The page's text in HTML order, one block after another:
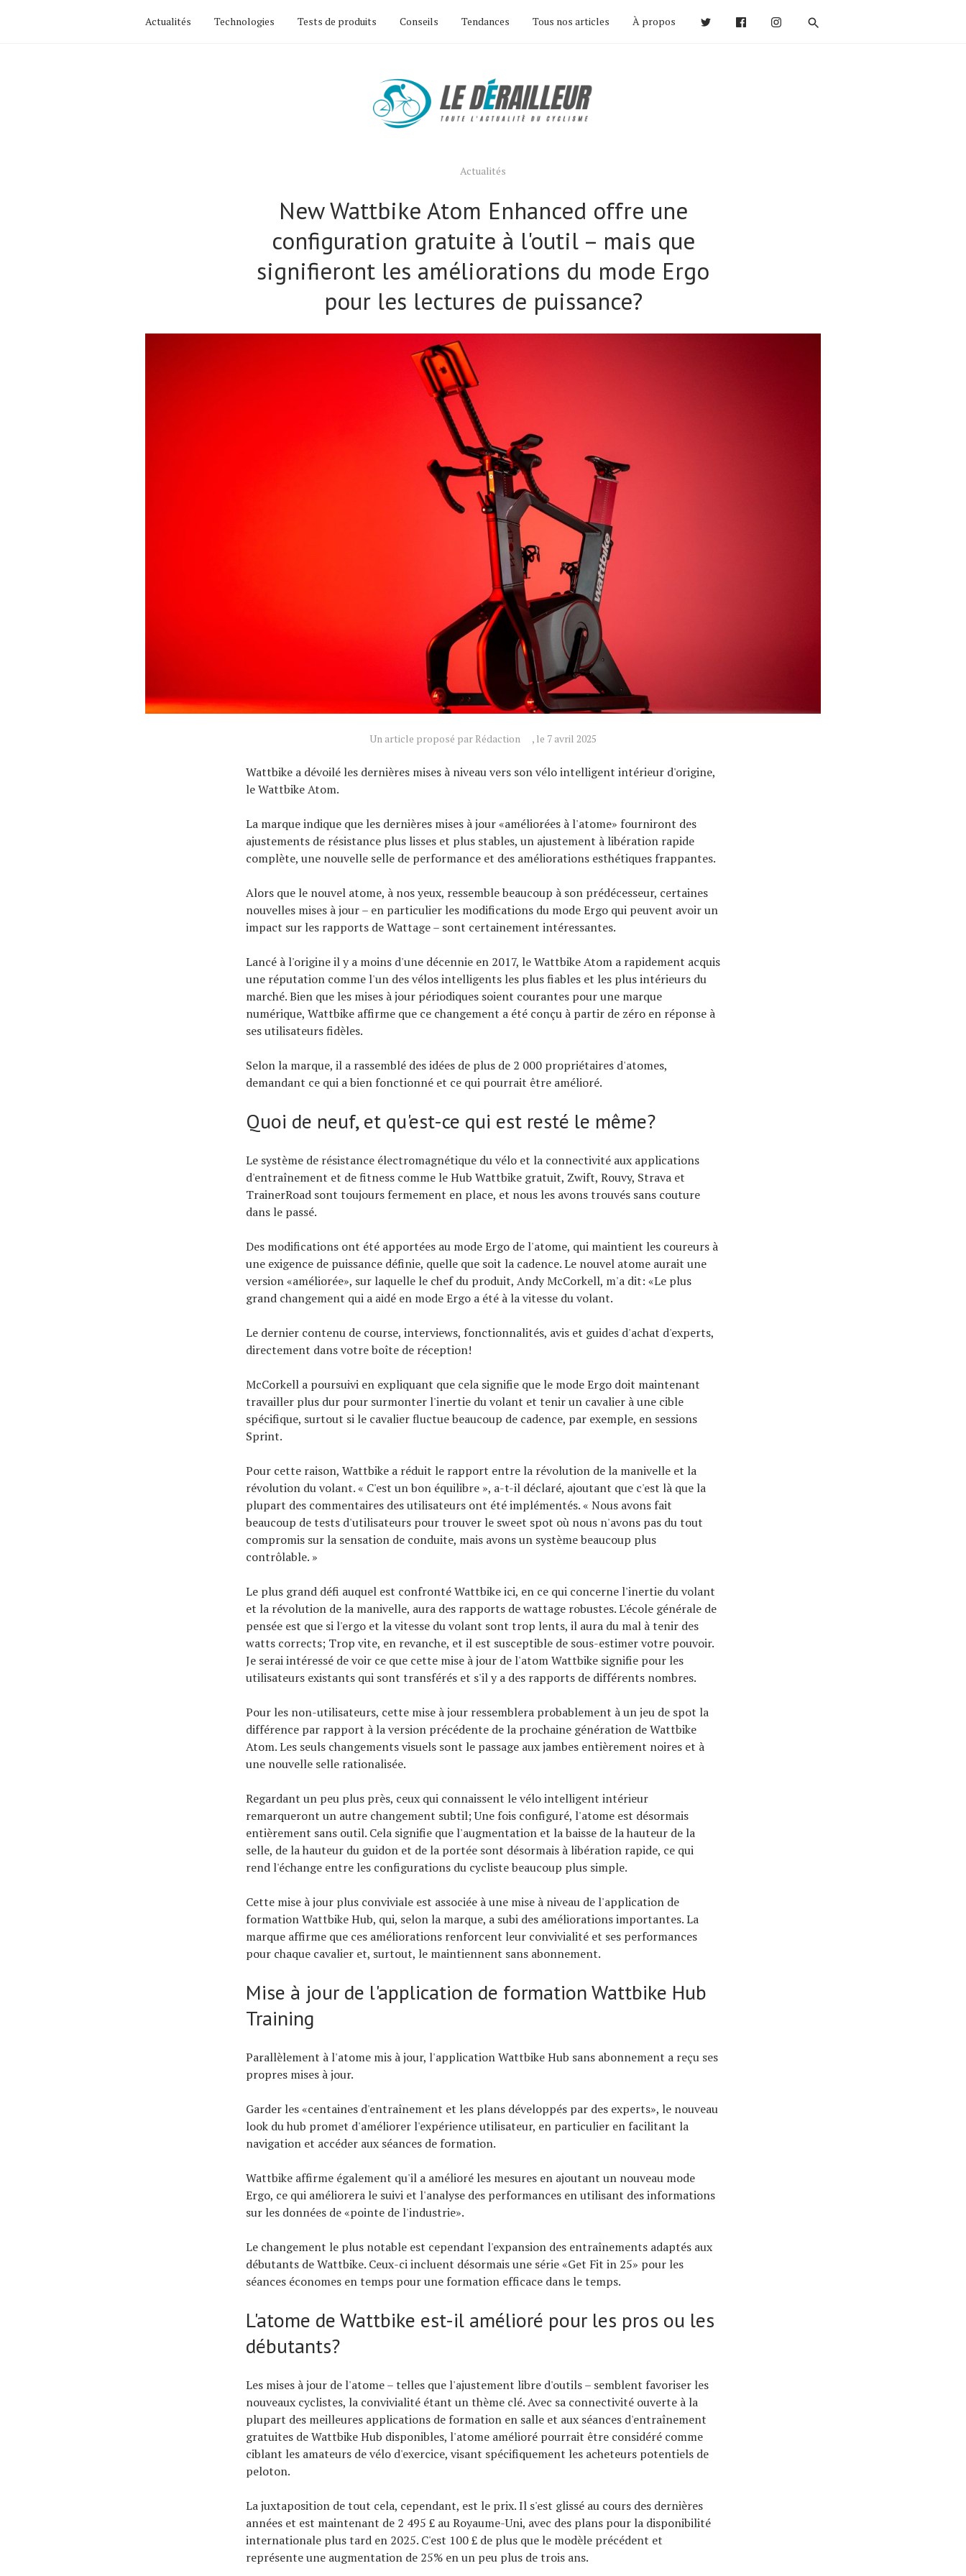
Actualités Technologies Tests de produits Conseils Tendances Tous nos articles À propos
Actualités
New Wattbike Atom Enhanced offre une
configuration gratuite à l'outil – mais que
signifieront les améliorations du mode Ergo
pour les lectures de puissance?
Un article proposé par Rédaction , le 7 avril 2025
Wattbike a dévoilé les dernières mises à niveau vers son vélo intelligent intérieur d'origine,
le Wattbike Atom.
La marque indique que les dernières mises à jour «améliorées à l'atome» fourniront des
ajustements de résistance plus lisses et plus stables, un ajustement à libération rapide
complète, une nouvelle selle de performance et des améliorations esthétiques frappantes.
Alors que le nouvel atome, à nos yeux, ressemble beaucoup à son prédécesseur, certaines
nouvelles mises à jour – en particulier les modifications du mode Ergo qui peuvent avoir un
impact sur les rapports de Wattage – sont certainement intéressantes.
Lancé à l'origine il y a moins d'une décennie en 2017, le Wattbike Atom a rapidement acquis
une réputation comme l'un des vélos intelligents les plus fiables et les plus intérieurs du
marché. Bien que les mises à jour périodiques soient courantes pour une marque
numérique, Wattbike affirme que ce changement a été conçu à partir de zéro en réponse à
ses utilisateurs fidèles.
Selon la marque, il a rassemblé des idées de plus de 2 000 propriétaires d'atomes,
demandant ce qui a bien fonctionné et ce qui pourrait être amélioré.
Quoi de neuf, et qu'est-ce qui est resté le même?
Le système de résistance électromagnétique du vélo et la connectivité aux applications
d'entraînement et de fitness comme le Hub Wattbike gratuit, Zwift, Rouvy, Strava et
TrainerRoad sont toujours fermement en place, et nous les avons trouvés sans couture
dans le passé.
Des modifications ont été apportées au mode Ergo de l'atome, qui maintient les coureurs à
une exigence de puissance définie, quelle que soit la cadence. Le nouvel atome aurait une
version «améliorée», sur laquelle le chef du produit, Andy McCorkell, m'a dit: «Le plus
grand changement qui a aidé en mode Ergo a été à la vitesse du volant.
Le dernier contenu de course, interviews, fonctionnalités, avis et guides d'achat d'experts,
directement dans votre boîte de réception!
McCorkell a poursuivi en expliquant que cela signifie que le mode Ergo doit maintenant
travailler plus dur pour surmonter l'inertie du volant et tenir un cavalier à une cible
spécifique, surtout si le cavalier fluctue beaucoup de cadence, par exemple, en sessions
Sprint.
Pour cette raison, Wattbike a réduit le rapport entre la révolution de la manivelle et la
révolution du volant. « C'est un bon équilibre », a-t-il déclaré, ajoutant que c'est là que la
plupart des commentaires des utilisateurs ont été implémentés. « Nous avons fait
beaucoup de tests d'utilisateurs pour trouver le sweet spot où nous n'avons pas du tout
compromis sur la sensation de conduite, mais avons un système beaucoup plus
contrôlable. »
Le plus grand défi auquel est confronté Wattbike ici, en ce qui concerne l'inertie du volant
et la révolution de la manivelle, aura des rapports de wattage robustes. L'école générale de
pensée est que si l'ergo et la vitesse du volant sont trop lents, il aura du mal à tenir des
watts corrects; Trop vite, en revanche, et il est susceptible de sous-estimer votre pouvoir.
Je serai intéressé de voir ce que cette mise à jour de l'atom Wattbike signifie pour les
utilisateurs existants qui sont transférés et s'il y a des rapports de différents nombres.
Pour les non-utilisateurs, cette mise à jour ressemblera probablement à un jeu de spot la
différence par rapport à la version précédente de la prochaine génération de Wattbike
Atom. Les seuls changements visuels sont le passage aux jambes entièrement noires et à
une nouvelle selle rationalisée.
Regardant un peu plus près, ceux qui connaissent le vélo intelligent intérieur
remarqueront un autre changement subtil; Une fois configuré, l'atome est désormais
entièrement sans outil. Cela signifie que l'augmentation et la baisse de la hauteur de la
selle, de la hauteur du guidon et de la portée sont désormais à libération rapide, ce qui
rend l'échange entre les configurations du cycliste beaucoup plus simple.
Cette mise à jour plus conviviale est associée à une mise à niveau de l'application de
formation Wattbike Hub, qui, selon la marque, a subi des améliorations importantes. La
marque affirme que ces améliorations renforcent leur convivialité et ses performances
pour chaque cavalier et, surtout, le maintiennent sans abonnement.
Mise à jour de l'application de formation Wattbike Hub
Training
Parallèlement à l'atome mis à jour, l'application Wattbike Hub sans abonnement a reçu ses
propres mises à jour.
Garder les «centaines d'entraînement et les plans développés par des experts», le nouveau
look du hub promet d'améliorer l'expérience utilisateur, en particulier en facilitant la
navigation et accéder aux séances de formation.
Wattbike affirme également qu'il a amélioré les mesures en ajoutant un nouveau mode
Ergo, ce qui améliorera le suivi et l'analyse des performances en utilisant des informations
sur les données de «pointe de l'industrie».
Le changement le plus notable est cependant l'expansion des entraînements adaptés aux
débutants de Wattbike. Ceux-ci incluent désormais une série «Get Fit in 25» pour les
séances économes en temps pour une formation efficace dans le temps.
L'atome de Wattbike est-il amélioré pour les pros ou les
débutants?
Les mises à jour de l'atome – telles que l'ajustement libre d'outils – semblent favoriser les
nouveaux cyclistes, la convivialité étant un thème clé. Avec sa connectivité ouverte à la
plupart des meilleures applications de formation en salle et aux séances d'entraînement
gratuites de Wattbike Hub disponibles, l'atome amélioré pourrait être considéré comme
ciblant les amateurs de vélo d'exercice, visant spécifiquement les acheteurs potentiels de
peloton.
La juxtaposition de tout cela, cependant, est le prix. Il s'est glissé au cours des dernières
années et est maintenant de 2 495 £ au Royaume-Uni, avec des plans pour la disponibilité
internationale plus tard en 2025. C'est 100 £ de plus que le modèle précédent et
représente une augmentation de 25% en un peu plus de trois ans.